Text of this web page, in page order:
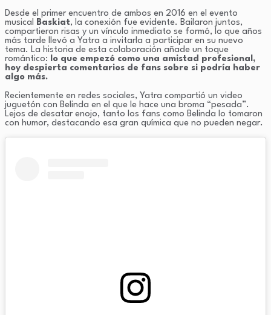
Desde el primer encuentro de ambos en 2016 en el evento
musical
Baskiat, la conexión fue evidente. Bailaron juntos,
compartieron risas y un vínculo inmediato se formó, lo que años
más tarde llevó a Yatra a invitarla a participar en su nuevo
tema. La historia de esta colaboración añade un toque
romántico:
lo que empezó como una amistad profesional,
hoy despierta comentarios de fans sobre si podría haber
algo más.
Recientemente en redes sociales, Yatra compartió un video
juguetón con Belinda en el que le hace una broma “pesada”.
Lejos de desatar enojo, tanto los fans como Belinda lo tomaron
con humor, destacando esa gran química que no pueden negar.